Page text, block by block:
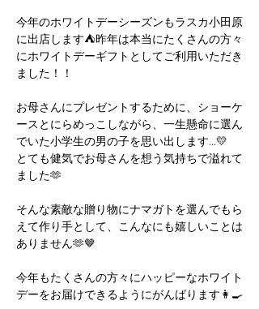
今年のホワイトデーシーズンもラスカ小田原
に出店します⛺️昨年は本当にたくさんの方々
にホワイトデーギフトとしてご利用いただき
ました！！
お母さんにプレゼントするために、ショーケ
ースとにらめっこしながら、一生懸命に選ん
でいた小学生の男の子を思い出します...💛
とても健気でお母さんを想う気持ちで溢れて
ました🫶
そんな素敵な贈り物にナマガトを選んでもら
えて作り手として、こんなにも嬉しいことは
ありません🫶🤎
今年もたくさんの方々にハッピーなホワイト
デーをお届けできるようにがんばります👩‍🍳